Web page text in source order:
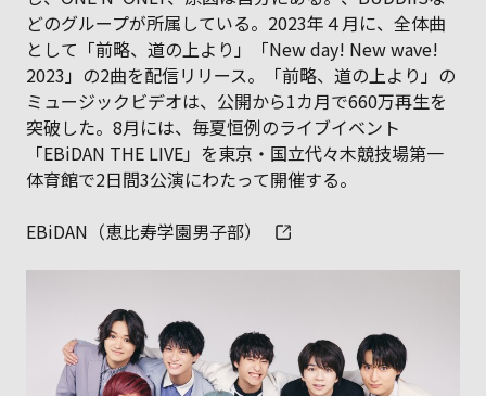
どのグループが所属している。2023年４月に、全体曲
として「前略、道の上より」「New day! New wave!
2023」の2曲を配信リリース。「前略、道の上より」の
ミュージックビデオは、公開から1カ月で660万再生を
突破した。8月には、毎夏恒例のライブイベント
「EBiDAN THE LIVE」を東京・国立代々木競技場第一
体育館で2日間3公演にわたって開催する。
EBiDAN（恵比寿学園男子部）